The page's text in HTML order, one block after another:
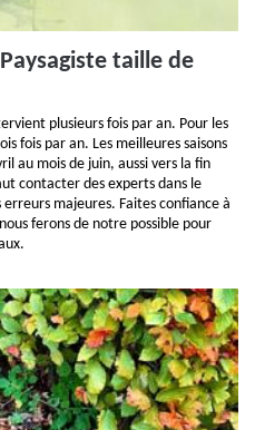
taille de
plusieurs fois par an. Pour les
fois par an. Les meilleures saisons
au mois de juin, aussi vers la fin
contacter des experts dans le
majeures. Faites confiance à
ferons de notre possible pour